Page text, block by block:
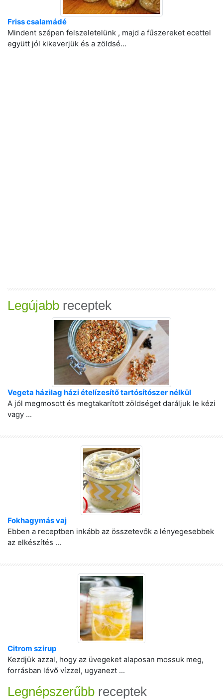
Friss csalamádé
Mindent szépen felszeletelünk , majd a fűszereket ecettel
együtt jól kikeverjük és a zöldsé...
Legújabb receptek
Vegeta házilag házi ételízesítő tartósítószer nélkül
A jól megmosott és megtakarított zöldséget daráljuk le kézi
vagy ...
Fokhagymás vaj
Ebben a receptben inkább az összetevők a lényegesebbek
az elkészítés ...
Citrom szirup
Kezdjük azzal, hogy az üvegeket alaposan mossuk meg,
forrásban lévő vízzel, ugyanezt ...
Legnépszerűbb receptek